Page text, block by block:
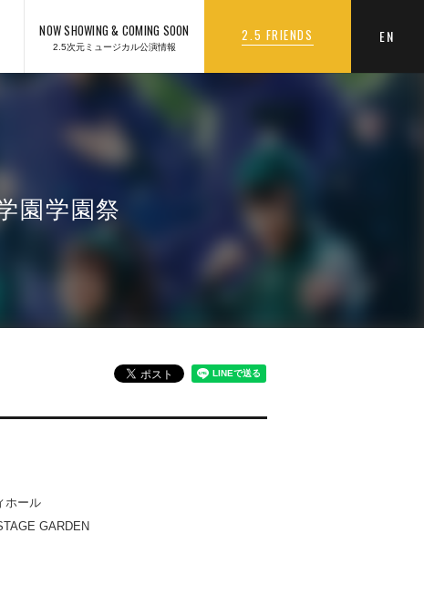
EN
NOW SHOWING & COMING SOON
2.5次元ミュージカル公演情報
2.5 FRIENDS
園学園祭
ホール
GARDEN